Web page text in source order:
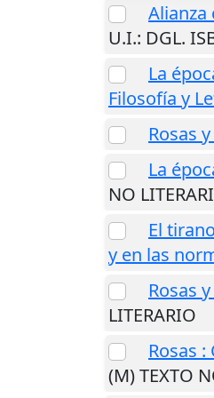
Alianza
U.I.: DGL.
La
Filosofía y
Rosas
La
NO
El
y en las
Rosas
LITERARIO
Rosas
(M) TEXTO